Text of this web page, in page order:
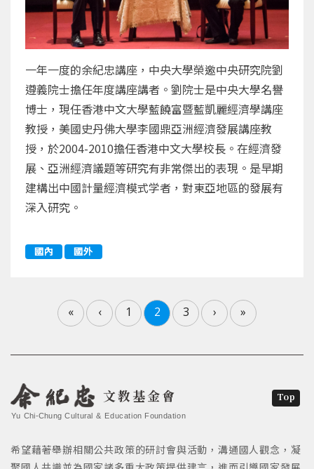
一年一度的余紀忠講座，中央大學榮邀中央研究院劉
遵義院士擔任年度講座講者。劉院士是中央大學名譽
博士，現任香港中文大學藍饒富暨藍凱麗經濟學講座
教授，美國史丹佛大學李國鼎亞洲經濟發展講座教
授，於2004-2010擔任香港中文大學校長。在經濟發
展、亞洲經濟議題等研究有非常傑出的表現。是早期
建構出中國計量經濟模式学者，對東亞地區的發展有
深入研究。
國內 國外
« ‹ 1 2 3 › »
文教基金會
Yu Chi-Chung Cultural & Education Foundation
希望藉著舉辦相關公共政策的研討會與活動，溝通國人觀念，凝
Top